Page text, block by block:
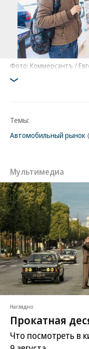
Фото: Коммерсантъ /
Темы:
Автомобильный рынок
Мультимедиа
Наглядно
Прокатная
Что посмотреть в